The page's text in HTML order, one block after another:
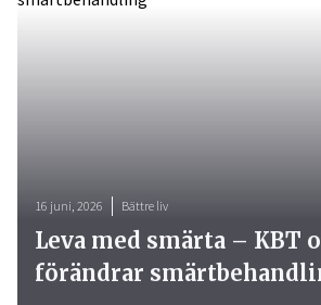
16 juni, 2026 Bättre liv
Leva med smärta – KBT
förändrar